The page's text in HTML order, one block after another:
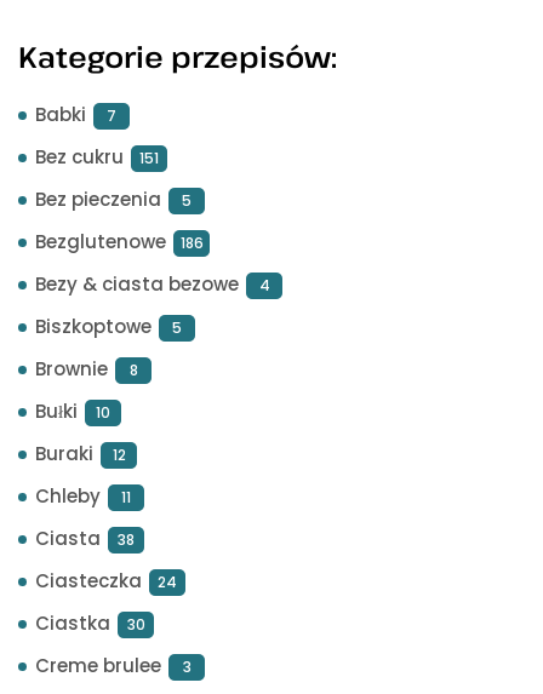
Kategorie przepisów:
Babki 7
Bez cukru 151
Bez pieczenia 5
Bezglutenowe 186
Bezy & ciasta bezowe 4
Biszkoptowe 5
Brownie 8
Bułki 10
Buraki 12
Chleby 11
Ciasta 38
Ciasteczka 24
Ciastka 30
Creme brulee 3